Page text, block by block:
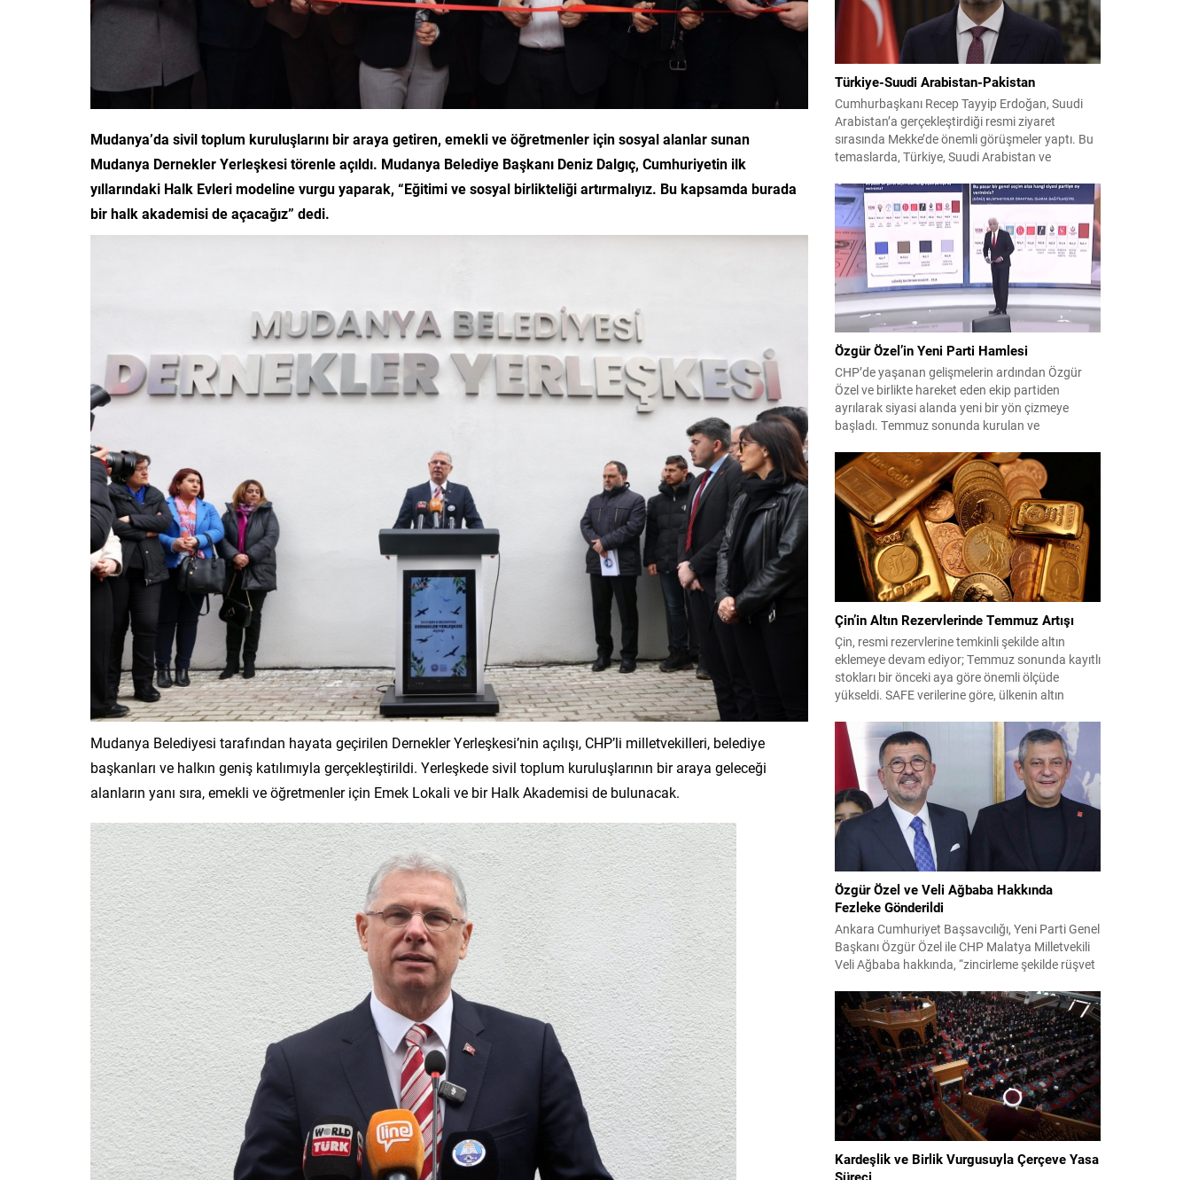
Mudanya’da sivil toplum kuruluşlarını bir araya getiren, emekli ve öğretmenler için sosyal alanlar sunan
Mudanya Dernekler Yerleşkesi törenle açıldı. Mudanya Belediye Başkanı Deniz Dalgıç, Cumhuriyetin ilk
yıllarındaki Halk Evleri modeline vurgu yaparak, “Eğitimi ve sosyal birlikteliği artırmalıyız. Bu kapsamda burada
bir halk akademisi de açacağız” dedi.
Mudanya Belediyesi tarafından hayata geçirilen Dernekler Yerleşkesi’nin açılışı, CHP’li milletvekilleri, belediye
başkanları ve halkın geniş katılımıyla gerçekleştirildi. Yerleşkede sivil toplum kuruluşlarının bir araya geleceği
alanların yanı sıra, emekli ve öğretmenler için Emek Lokali ve bir Halk Akademisi de bulunacak.
Türkiye-Suudi Arabistan-Pakistan
Cumhurbaşkanı Recep Tayyip Erdoğan, Suudi
Arabistan’a gerçekleştirdiği resmi ziyaret
sırasında Mekke’de önemli görüşmeler yaptı. Bu
temaslarda, Türkiye, Suudi Arabistan ve
birliği çerçevesi oluşturuldu. Ziyaretin en somut
çıktısı, üç ülkenin imza attığı Mekke Ortak
Savunma Anlaşması oldu. Anlaşma; ortak
güvenlik yaklaşımıyla bölgesel barış, istikrar...
Özgür Özel’in Yeni Parti Hamlesi
CHP’de yaşanan gelişmelerin ardından Özgür
Özel ve birlikte hareket eden ekip partiden
ayrılarak siyasi alanda yeni bir yön çizmeye
başladı. Temmuz sonunda kurulan ve
kısa sürede muhalif medyanın gündemine girdi.
Kuruluşun hemen ardından bazı anket sonuçları
kamuoyuna yansıyınca, partinin tabanda karşılık
bulduğu iddiaları gündemi...
Çin’in Altın Rezervlerinde Temmuz Artışı
Çin, resmi rezervlerine temkinli şekilde altın
eklemeye devam ediyor; Temmuz sonunda kayıtlı
stokları bir önceki aya göre önemli ölçüde
yükseldi. SAFE verilerine göre, ülkenin altın
göstererek 76.080.000 ons seviyesine ulaştı. Bu
artış, Çin’in aylık alımlarında yıl içinde dikkat
çeken bir yükselişi temsil ediyor. Temmuz...
Özgür Özel ve Veli Ağbaba Hakkında
Fezleke Gönderildi
Ankara Cumhuriyet Başsavcılığı, Yeni Parti Genel
Başkanı Özgür Özel ile CHP Malatya Milletvekili
Veli Ağbaba hakkında, “zincirleme şekilde rüşvet
Adalet Bakanlığı’na sevk etti. Fezlekeler, 31 Mart
2024 yerel seçimleri ve 4-5 Kasım 2023’teki CHP
38. Olağan Kurultayı sürecine ilişkin iddiaları
kapsıyor. Daha önce Antalya ve İstanbul...
Kardeşlik ve Birlik Vurgusuyla Çerçeve Yasa
Süreci